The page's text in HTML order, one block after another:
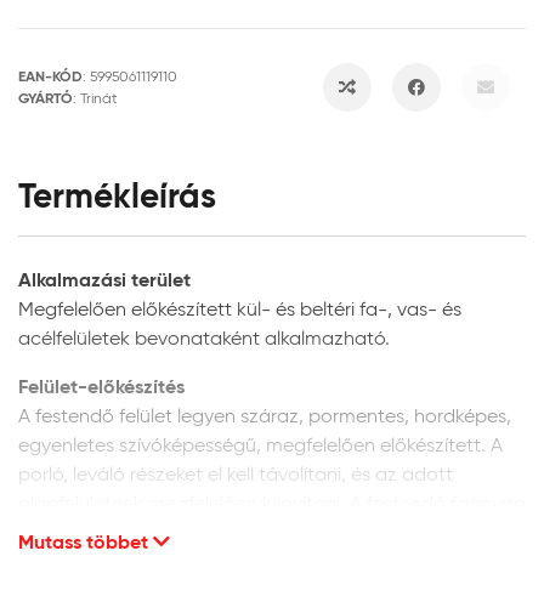
EAN-KÓD: 5995061119110
GYÁRTÓ: Trinát
Termékleírás
Alkalmazási terület
Megfelelően előkészített kül- és beltéri fa-, vas- és
acélfelületek bevonataként alkalmazható.
Felület-előkészítés
A festendő felület legyen száraz, pormentes, hordképes,
egyenletes szívóképességű, megfelelően előkészített. A
porló, leváló részeket el kell távolítani, és az adott
max. 5% nedvességtartalmú lehet.
Mutass többet